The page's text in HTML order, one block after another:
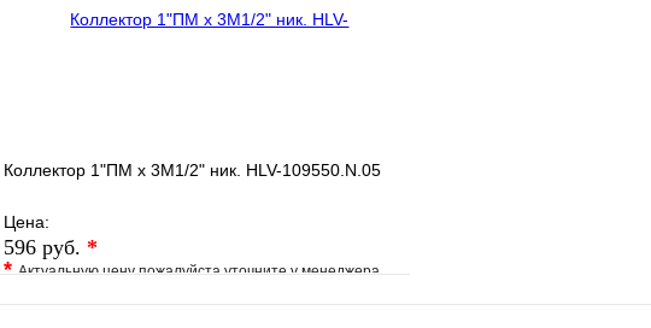
Коллектор 1"ПМ х 3М1/2" ник. HLV-109550.N.05
Цена:
596 руб. *
*Актуальную цену пожалуйста уточните у менеджера
В избранное Сравнение